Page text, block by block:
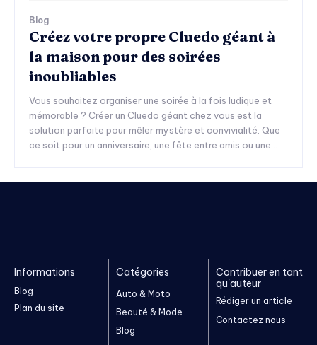
Blog
Créez votre propre Cluedo géant à
la maison pour des soirées
inoubliables
Vous souhaitez organiser une soirée à la fois ludique et
mémorable ? Créer un Cluedo géant chez vous est la
solution parfaite pour mêler mystère et convivialité. Que
ce soit pour un anniversaire, une fête entre amis ou une...
Informations
Blog
Plan du site
Catégories
Auto & Moto
Beauté & Mode
Blog
Contribuer en tant
qu'auteur
Rédiger un article
Contactez nous